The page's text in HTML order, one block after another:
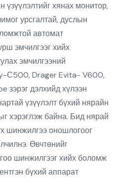
үзүүлэлтийг хянах монитор,
урсгалтай, дуслын
автомат
эмчилгээг хийх
эмчилгээний
С500, Drager Evita- V600,
зэрэг дэлхийд хүлээн
үзүүлэлт бүхий нярайн
хэрэглэж байна. Бид нярай
шинжилгээ оношлогоог
Өвчтөнийг
шинжилгээг хийх боломж
бүхий аппарат